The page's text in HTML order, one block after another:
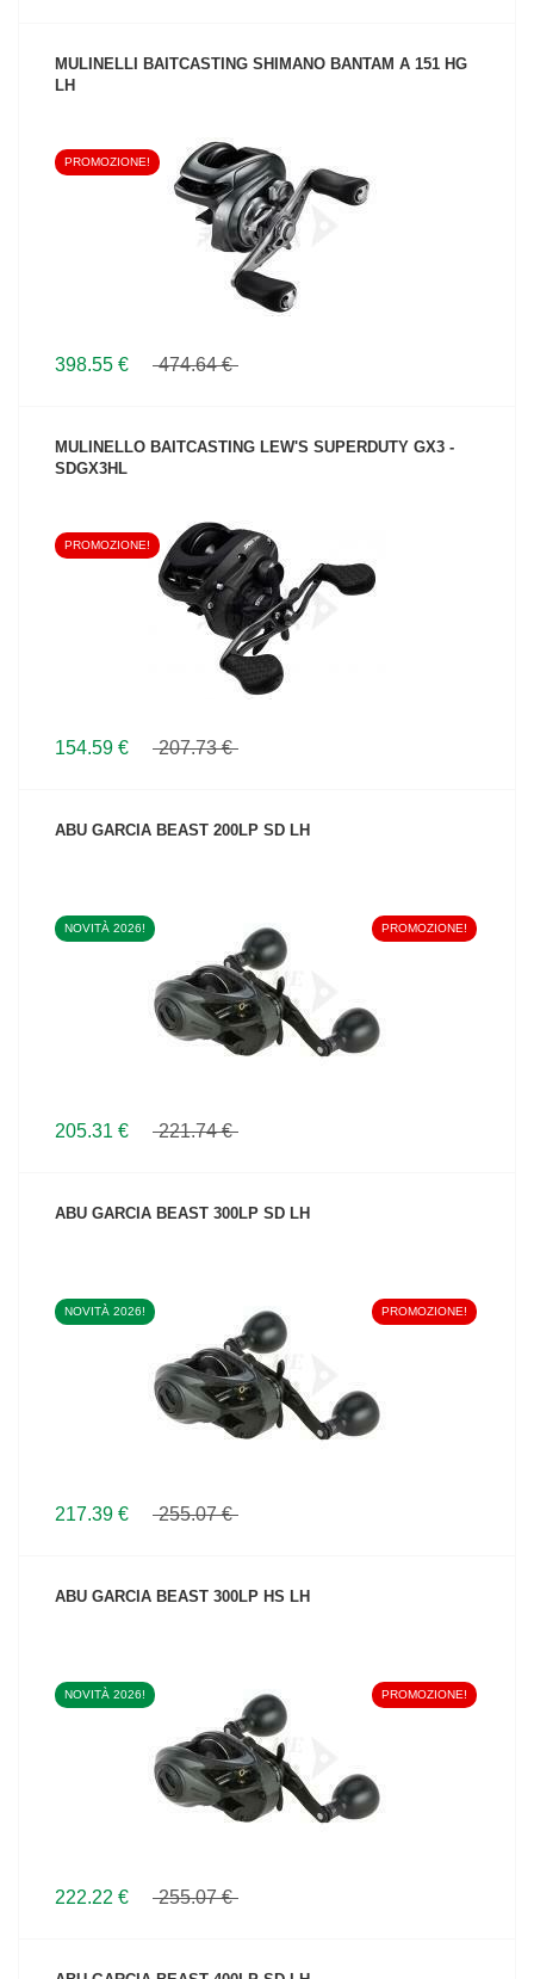
MULINELLI BAITCASTING SHIMANO BANTAM A 151 HG
LH
VEDI IL PRODOTTO
PROMOZIONE!
398.55 € 474.64 €
MULINELLO BAITCASTING LEW'S SUPERDUTY GX3 -
SDGX3HL
VEDI IL PRODOTTO
PROMOZIONE!
154.59 € 207.73 €
ABU GARCIA BEAST 200LP SD LH
VEDI IL PRODOTTO
NOVITÀ 2026! PROMOZIONE!
205.31 € 221.74 €
ABU GARCIA BEAST 300LP SD LH
VEDI IL PRODOTTO
NOVITÀ 2026! PROMOZIONE!
217.39 € 255.07 €
ABU GARCIA BEAST 300LP HS LH
VEDI IL PRODOTTO
NOVITÀ 2026! PROMOZIONE!
222.22 € 255.07 €